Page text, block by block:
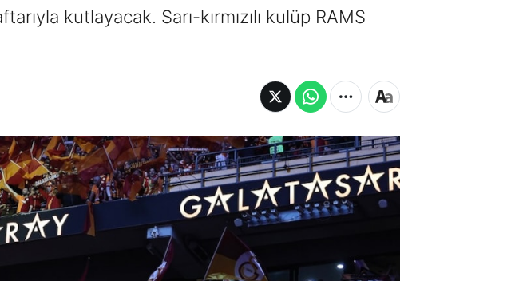
kutlayacak. Sarı-kırmızılı kulüp RAMS